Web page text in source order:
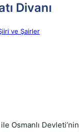
Divanı
ve Şairler
Osmanlı Devleti’nin